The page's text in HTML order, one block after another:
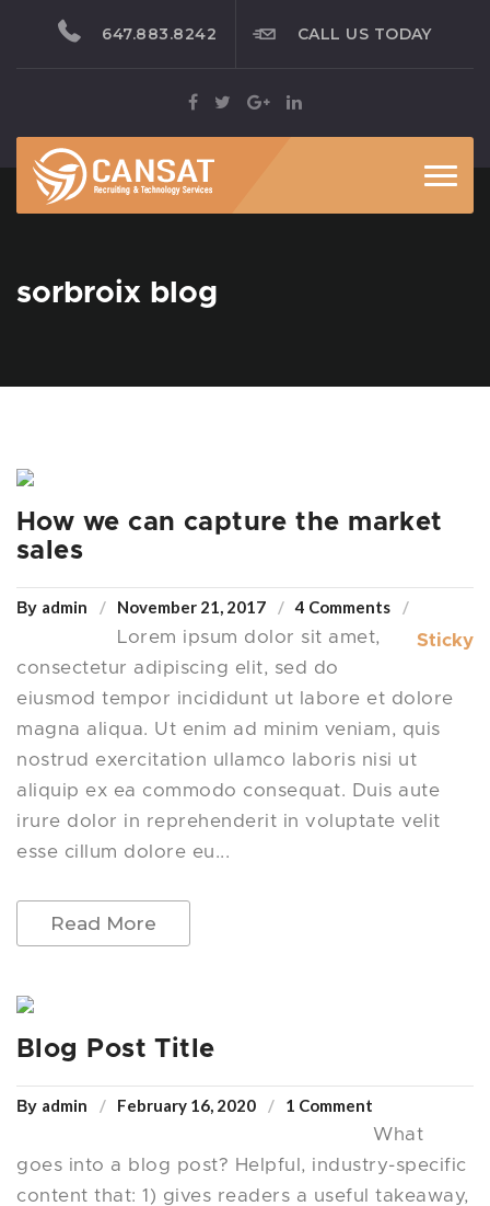
647.883.8242 CALL US TODAY
sorbroix blog
How we can capture the market
sales
By admin November 21, 2017 4 Comments
Sticky
Lorem ipsum dolor sit amet,
consectetur adipiscing elit, sed do
eiusmod tempor incididunt ut labore et dolore
magna aliqua. Ut enim ad minim veniam, quis
nostrud exercitation ullamco laboris nisi ut
aliquip ex ea commodo consequat. Duis aute
irure dolor in reprehenderit in voluptate velit
esse cillum dolore eu...
Read More
Blog Post Title
By admin February 16, 2020 1 Comment
What
goes into a blog post? Helpful, industry-specific
content that: 1) gives readers a useful takeaway,